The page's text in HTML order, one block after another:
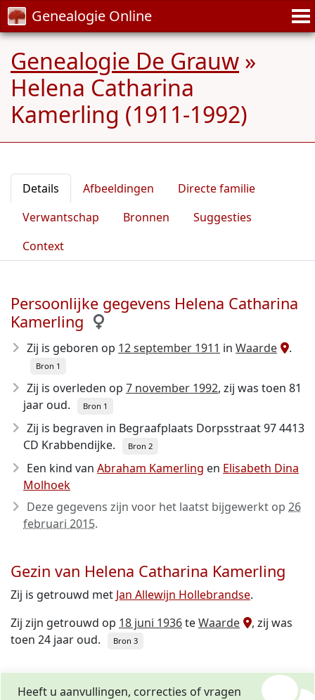
Genealogie Online
Genealogie De Grauw »
Helena Catharina
Kamerling (1911-1992)
Details Afbeeldingen
Directe familie
Verwantschap
Bronnen
Suggesties
Context
Persoonlijke gegevens Helena Catharina
Kamerling
Zij is geboren op 12 september 1911 in Waarde .
Bron 1
Zij is overleden op 7 november 1992, zij was toen 81
jaar oud.
Bron 1
Zij is begraven in Begraafplaats Dorpsstraat 97 4413
CD Krabbendijke.
Bron 2
Een kind van Abraham Kamerling en Elisabeth Dina
Molhoek
Deze gegevens zijn voor het laatst bijgewerkt op 26
februari 2015.
Gezin van Helena Catharina Kamerling
Zij is getrouwd met Jan Allewijn Hollebrandse.
Zij zijn getrouwd op 18 juni 1936teWaarde
, zij was
toen 24 jaar oud.
Bron 3
Heeft u aanvullingen, correcties of vragen